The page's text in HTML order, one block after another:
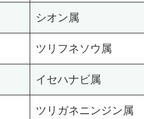
シオン属
ツリフネソウ属
イセハナビ属
ツリガネニンジン属